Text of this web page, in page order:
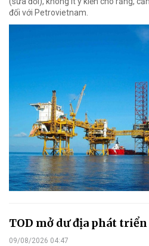
đối với Petrovietnam.
TOD mở dư địa phát
09/08/2026 04:47